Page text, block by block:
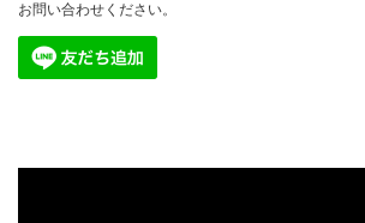
お問い合わせください。